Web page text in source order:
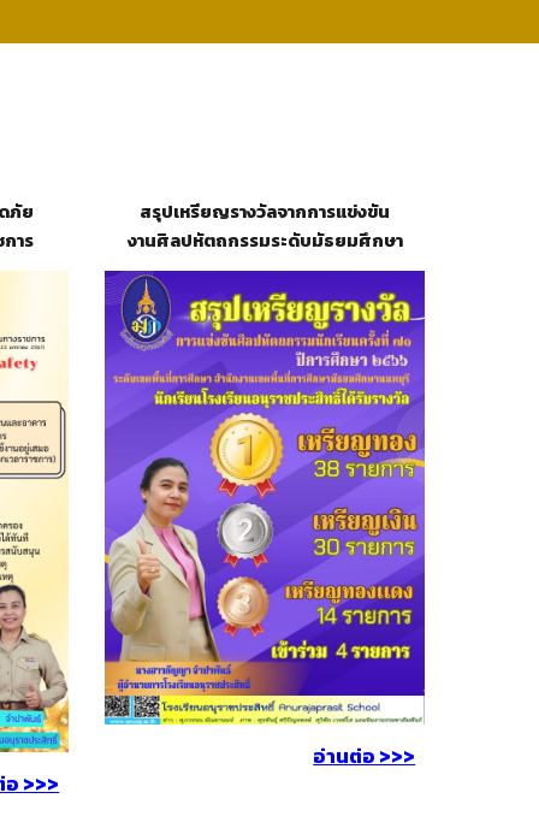
ภัย
าร
>>>
สรุปเหรียญรางวัลจากการแข่งขัน
งานศิลปหัตถกรรมระดับมัธยมศึกษา
อ่านต่อ >>>